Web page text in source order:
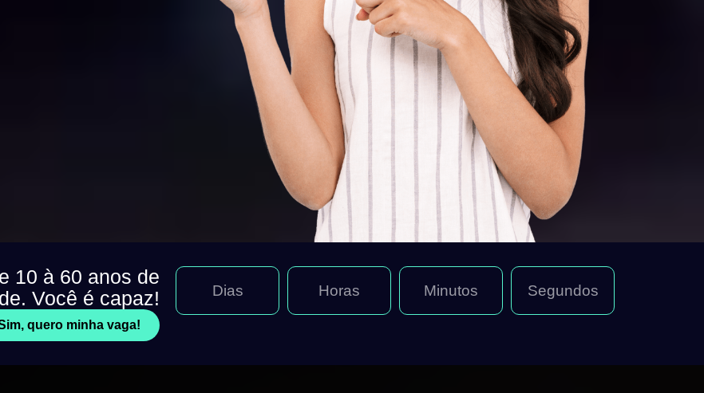
10 à 60 anos de
Você é capaz!
quero minha vaga!
Dias Horas Minutos Segundos